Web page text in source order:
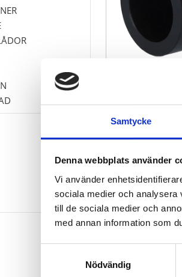
Samtycke
Denna webbplats använder
Vi använder
sociala medier och analysera
till de sociala medier och
med annan information som
Nödvändig